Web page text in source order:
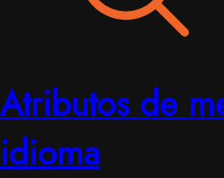
Atributos de
idioma